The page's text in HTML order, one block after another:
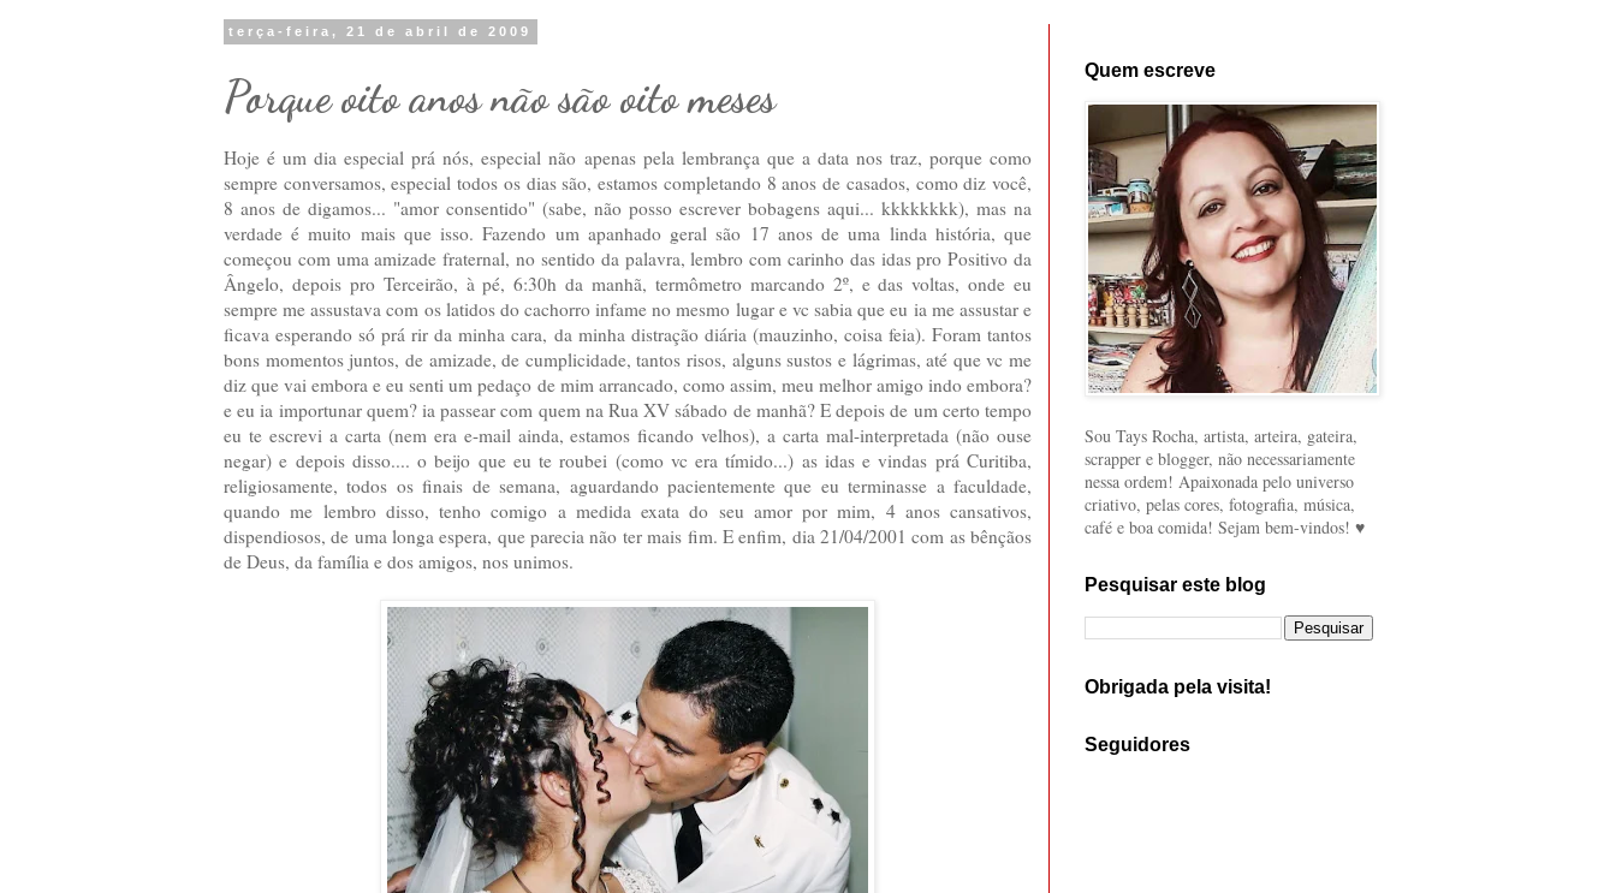
terça-feira, 21 de abril de 2009
Porque oito anos não são oito meses
Hoje é um dia especial prá nós, especial não apenas pela lembrança que a data nos traz, porque como
sempre conversamos, especial todos os dias são, estamos completando 8 anos de casados, como diz você,
8 anos de digamos... "amor consentido" (sabe, não posso escrever bobagens aqui... kkkkkkkk), mas na
verdade é muito mais que isso. Fazendo um apanhado geral são 17 anos de uma linda história, que
começou com uma amizade fraternal, no sentido da palavra, lembro com carinho das idas pro Positivo da
Ângelo, depois pro Terceirão, à pé, 6:30h da manhã, termômetro marcando 2º, e das voltas, onde eu
sempre me assustava com os latidos do cachorro infame no mesmo lugar e vc sabia que eu ia me assustar e
ficava esperando só prá rir da minha cara, da minha distração diária (mauzinho, coisa feia). Foram tantos
bons momentos juntos, de amizade, de cumplicidade, tantos risos, alguns sustos e lágrimas, até que vc me
diz que vai embora e eu senti um pedaço de mim arrancado, como assim, meu melhor amigo indo embora?
e eu ia importunar quem? ia passear com quem na Rua XV sábado de manhã? E depois de um certo tempo
eu te escrevi a carta (nem era e-mail ainda, estamos ficando velhos), a carta mal-interpretada (não ouse
negar) e depois disso.... o beijo que eu te roubei (como vc era tímido...) as idas e vindas prá Curitiba,
religiosamente, todos os finais de semana, aguardando pacientemente que eu terminasse a faculdade,
quando me lembro disso, tenho comigo a medida exata do seu amor por mim, 4 anos cansativos,
dispendiosos, de uma longa espera, que parecia não ter mais fim. E enfim, dia 21/04/2001 com as bênçãos
de Deus, da família e dos amigos, nos unimos.
Quem escreve
Sou Tays Rocha, artista, arteira, gateira,
scrapper e blogger, não necessariamente
nessa ordem! Apaixonada pelo universo
criativo, pelas cores, fotografia, música,
café e boa comida! Sejam bem-vindos! ♥
Pesquisar este blog
Obrigada pela visita!
Seguidores